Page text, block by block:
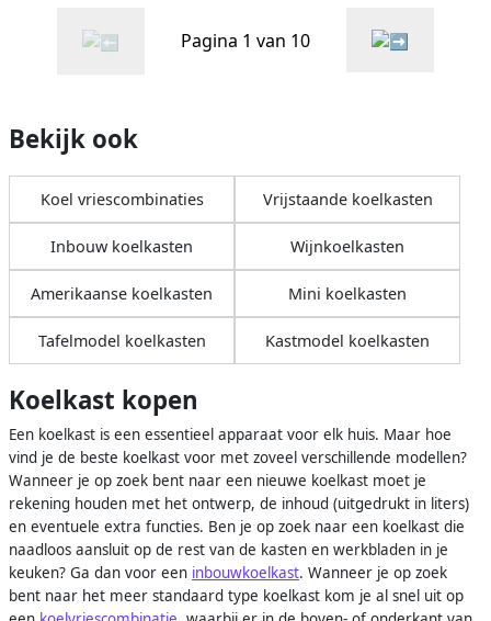
Pagina 1 van 10
Bekijk ook
Koel vriescombinaties Vrijstaande koelkasten
Inbouw koelkasten Wijnkoelkasten
Amerikaanse koelkasten Mini koelkasten
Tafelmodel koelkasten Kastmodel koelkasten
Koelkast kopen
Een koelkast is een essentieel apparaat voor elk huis. Maar hoe
vind je de beste koelkast voor met zoveel verschillende modellen?
Wanneer je op zoek bent naar een nieuwe koelkast moet je
rekening houden met het ontwerp, de inhoud (uitgedrukt in liters)
en eventuele extra functies. Ben je op zoek naar een koelkast die
naadloos aansluit op de rest van de kasten en werkbladen in je
keuken? Ga dan voor een inbouwkoelkast. Wanneer je op zoek
bent naar het meer standaard type koelkast kom je al snel uit op